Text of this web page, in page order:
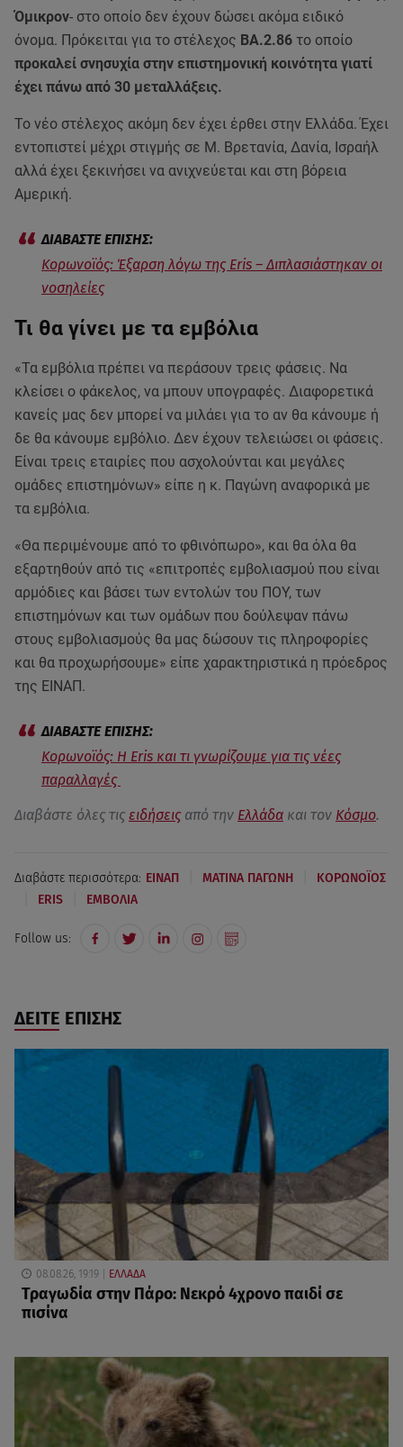
Όμικρον- στο οποίο δεν έχουν δώσει ακόμα ειδικό
όνομα. Πρόκειται για το στέλεχος ΒΑ.2.86 το οποίο
προκαλεί σνησυχία στην επιστημονική κοινότητα γιατί
έχει πάνω από 30 μεταλλάξεις.
Το νέο στέλεχος ακόμη δεν έχει έρθει στην Ελλάδα. Έχει
εντοπιστεί μέχρι στιγμής σε Μ. Βρετανία, Δανία, Ισραήλ
αλλά έχει ξεκινήσει να ανιχνεύεται και στη βόρεια
Αμερική.
Κορωνοϊός: Έξαρση λόγω της Eris – Διπλασιάστηκαν οι
νοσηλείες
Τι θα γίνει με τα εμβόλια
«Τα εμβόλια πρέπει να περάσουν τρεις φάσεις. Να
κλείσει ο φάκελος, να μπουν υπογραφές. Διαφορετικά
κανείς μας δεν μπορεί να μιλάει για το αν θα κάνουμε ή
δε θα κάνουμε εμβόλιο. Δεν έχουν τελειώσει οι φάσεις.
Είναι τρεις εταιρίες που ασχολούνται και μεγάλες
ομάδες επιστημόνων» είπε η κ. Παγώνη αναφορικά με
τα εμβόλια.
«Θα περιμένουμε από το φθινόπωρο», και θα όλα θα
εξαρτηθούν από τις «επιτροπές εμβολιασμού που είναι
αρμόδιες και βάσει των εντολών του ΠΟΥ, των
επιστημόνων και των ομάδων που δούλεψαν πάνω
στους εμβολιασμούς θα μας δώσουν τις πληροφορίες
και θα προχωρήσουμε» είπε χαρακτηριστικά η πρόεδρος
της ΕΙΝΑΠ.
Κορωνοϊός: Η Eris και τι γνωρίζουμε για τις νέες
παραλλαγές
Διαβάστε όλες τις ειδήσεις από την Ελλάδα και τον Κόσμο.
Διαβάστε περισσότερα: ΕΙΝΑΠ ΜΑΤΙΝΑ ΠΑΓΩΝΗ ΚΟΡΩΝΟΪΟΣ
ERIS ΕΜΒΟΛΙΑ
Follow us:
ΔΕΙΤΕ ΕΠΙΣΗΣ
08.08.26, 19:19 ΕΛΛΑΔΑ
Τραγωδία στην Πάρο: Νεκρό 4χρονο παιδί σε
πισίνα